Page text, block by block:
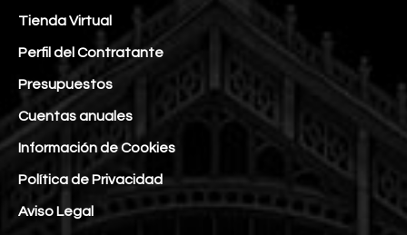
Tienda Virtual
Perfil del Contratante
Presupuestos
Cuentas anuales
Información de Cookies
Política de Privacidad
Aviso Legal